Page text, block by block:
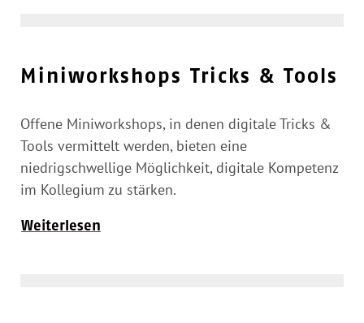
Miniworkshops Tricks & Tools
Offene Miniworkshops, in denen digitale Tricks &
Tools vermittelt werden, bieten eine
niedrigschwellige Möglichkeit, digitale Kompetenz
im Kollegium zu stärken.
Weiterlesen